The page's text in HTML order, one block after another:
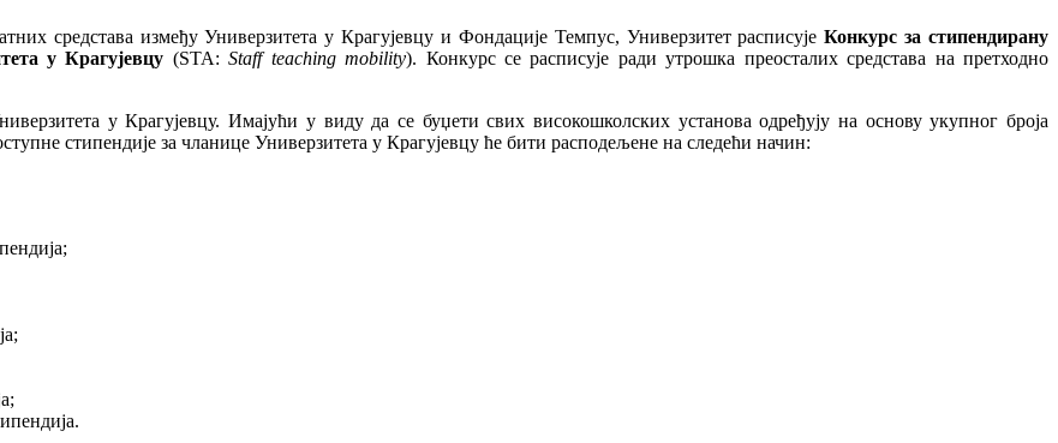
средстава између Универзитета у Крагујевцу и Фондације Темпус, Универзитет расписујеКонкурс за стипендирану
у Крагујевцу (STA:Staff teaching mobility). Конкурс се расписује ради утрошка преосталих средстава на претходно
у Крагујевцу. Имајући у виду да се буџети свих високошколских установа одређују на основу укупног броја
стипендије за чланице Универзитета у Крагујевцу ће бити расподељене на следећи начин: